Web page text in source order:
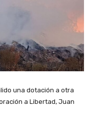
una dotación a otra
a Libertad, Juan